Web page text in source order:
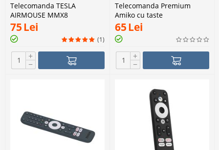
Telecomanda TESLA
AIRMOUSE MMX8
75Lei
(1)
+
−
Telecomanda Premium
Amiko cu taste
retroiluminate - Infrarosu &
Bluetooth
65Lei
+
−